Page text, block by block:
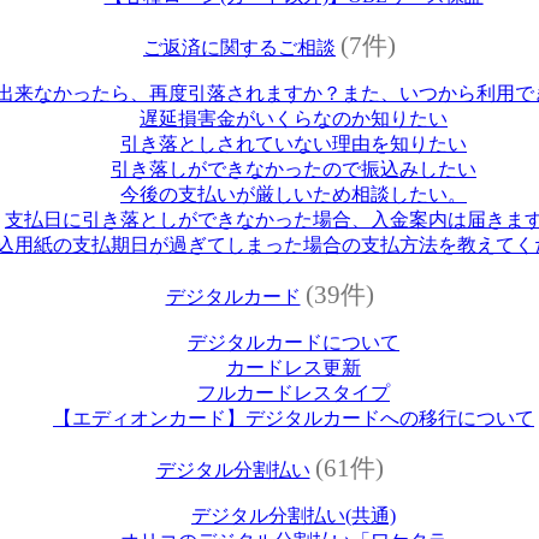
ご返済に関するご相談 (7件)
来なかったら、再度引落されますか？また、いつから利用で
遅延損害金がいくらなのか知りたい
引き落としされていない理由を知りたい
引き落しができなかったので振込みしたい
今後の支払いが厳しいため相談したい。
支払日に引き落としができなかった場合、入金案内は届きます
用紙の支払期日が過ぎてしまった場合の支払方法を教えてく
デジタルカード (39件)
デジタルカードについて
カードレス更新
フルカードレスタイプ
【エディオンカード】デジタルカードへの移行について
デジタル分割払い (61件)
デジタル分割払い(共通)